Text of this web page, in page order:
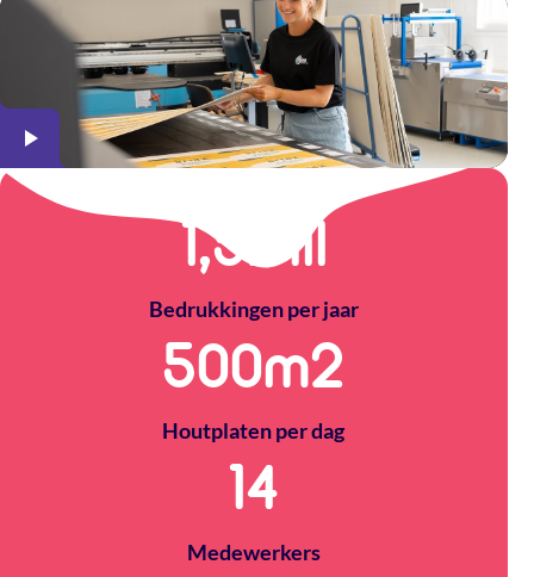
1,5Mil
Bedrukkingen per jaar
500m2
Houtplaten per dag
14
Medewerkers